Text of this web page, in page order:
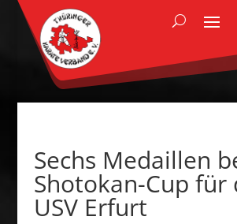
Sechs Medaillen
Shotokan-Cup für
USV Erfurt